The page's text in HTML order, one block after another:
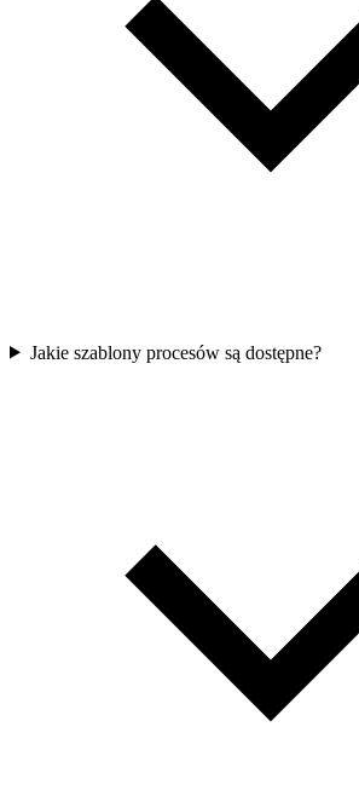
Jakie szablony procesów są dostępne?